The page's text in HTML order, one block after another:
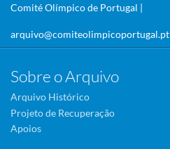
Comité Olímpico de Portugal |
arquivo@comiteolimpicoportugal.pt
Sobre o Arquivo
Arquivo Histórico
Projeto de Recuperação
Apoios